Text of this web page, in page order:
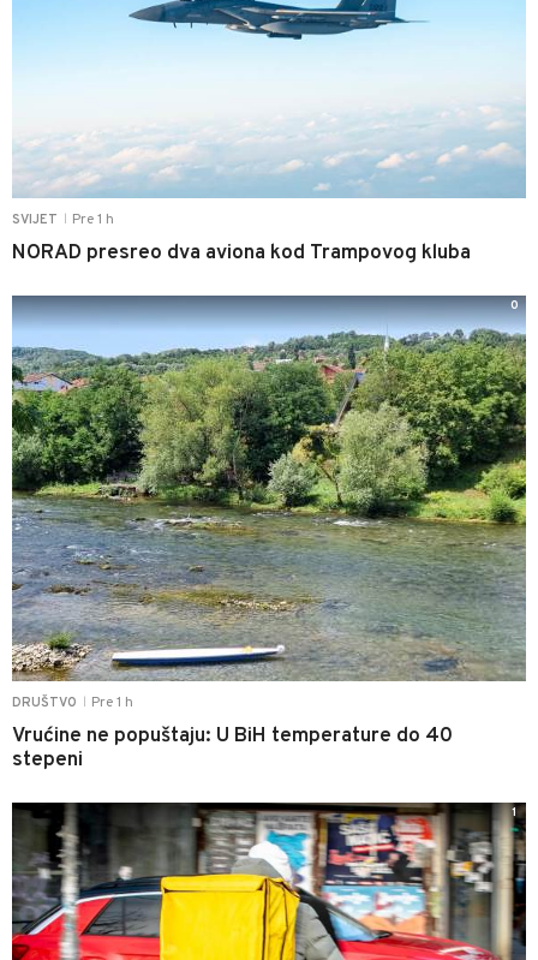
SVIJET Pre 1 h
NORAD presreo dva aviona kod Trampovog kluba
DRUŠTVO Pre 1 h
Vrućine ne popuštaju: U BiH temperature do 40
stepeni
0
1